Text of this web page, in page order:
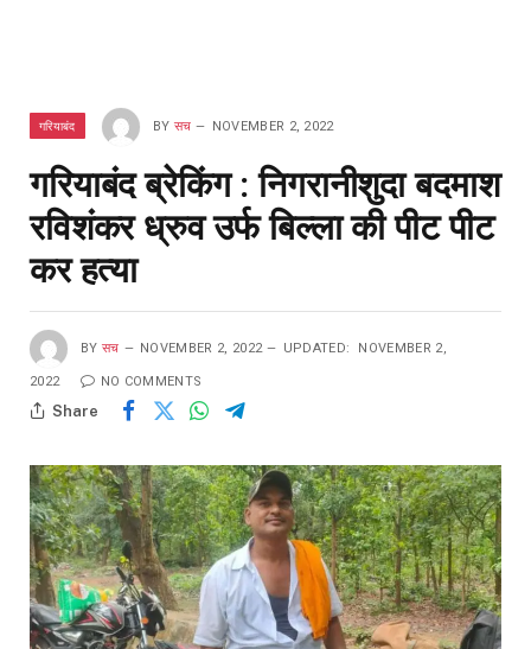
गरियाबंद BY सच NOVEMBER 2, 2022
गरियाबंद ब्रेकिंग : निगरानीशुदा बदमाश
रविशंकर ध्रुव उर्फ बिल्ला की पीट पीट
कर हत्या
BY सच NOVEMBER 2, 2022 UPDATED: NOVEMBER 2,
2022 NO COMMENTS
Share